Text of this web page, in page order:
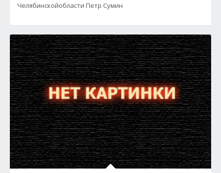
Челябинскойобласти Петр Сумин